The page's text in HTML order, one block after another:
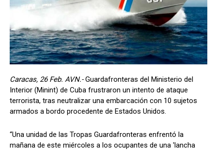
Caracas, 26 Feb. AVN.-Guardafronteras del Ministerio del
Interior (Minint) de Cuba frustraron un intento de ataque
terrorista, tras neutralizar una embarcación con 10 sujetos
armados a bordo procedente de Estados Unidos.
“Una unidad de las Tropas Guardafronteras enfrentó la
mañana de este miércoles a los ocupantes de una 'lancha